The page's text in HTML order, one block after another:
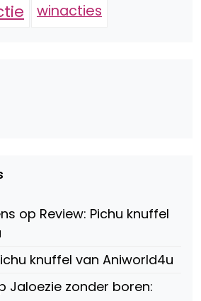
winacties
op Review: Pichu knuffel
knuffel van Aniworld4u
Jaloezie zonder boren: